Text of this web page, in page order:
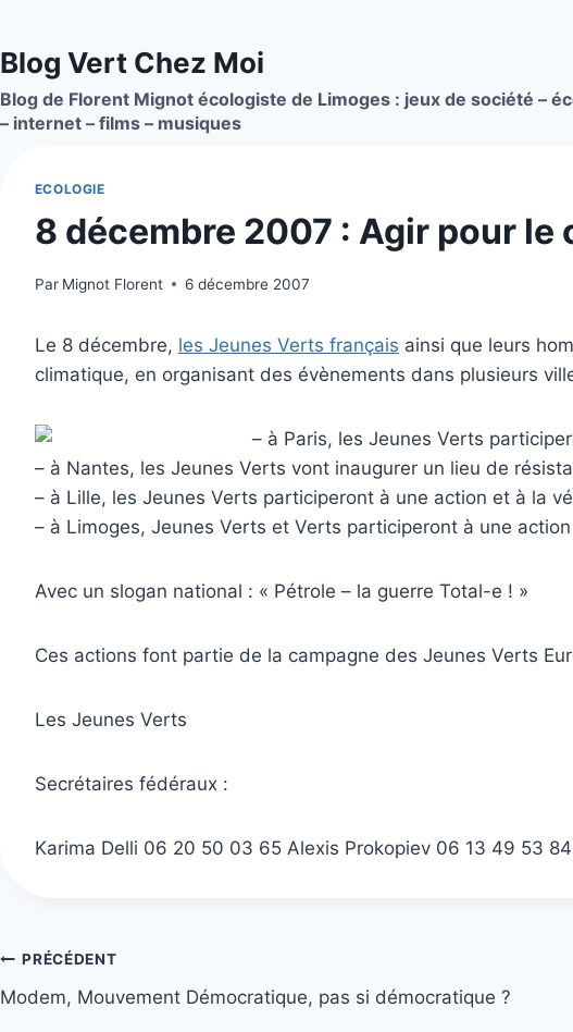
contenu
Blog Vert Chez Moi
Blog de Florent Mignot écologiste de Limoges : jeux de société –
– internet – films – musiques
ECOLOGIE
8 décembre 2007 : Agir pour le
Par Mignot Florent 6 décembre 2007
Le 8 décembre, les Jeunes Verts français ainsi que leurs
climatique, en organisant des évènements dans plusieurs
– à Paris, les Jeunes Verts
– à Nantes, les Jeunes Verts vont inaugurer un lieu de
– à Lille, les Jeunes Verts participeront à une action et à la
– à Limoges, Jeunes Verts et Verts participeront à une
Avec un slogan national : « Pétrole – la guerre Total-e ! »
Ces actions font partie de la campagne des Jeunes Verts
Les Jeunes Verts
Secrétaires fédéraux :
Karima Delli 06 20 50 03 65 Alexis Prokopiev 06 13 49 53 84
Navigation
de
PRÉCÉDENT
Modem, Mouvement Démocratique, pas si démocratique ?